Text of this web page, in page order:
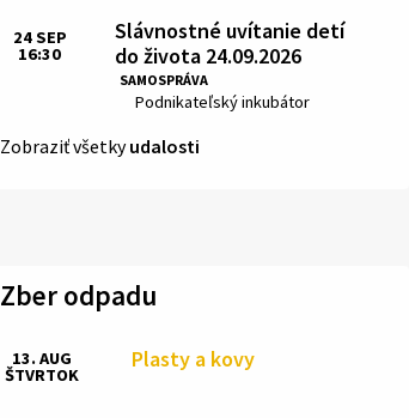
Slávnostné uvítanie detí
do života 24.09.2026
SAMOSPRÁVA
Miesto:
Podnikateľský inkubátor
Čas:
24SEP
16:30
Zobraziť všetkyudalosti
Zber odpadu
Plasty a kovy
13. AUG
ŠTVRTOK